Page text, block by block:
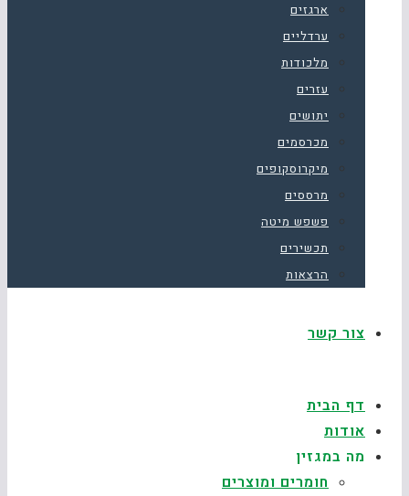
ארגזים
ערדליים
מלכודות
עזרים
יתושים
מכרסמים
מיקרוסקופים
מרססים
פשפש מיטה
תכשירים
הרצאות
צור קשר
דף הבית
אודות
מה במגזין
חומרים ומוצרים